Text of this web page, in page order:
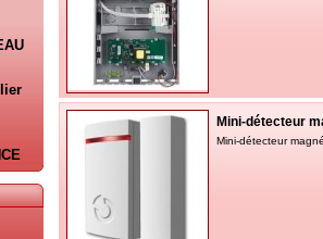
Mini-détecteur
Mini-détecteur